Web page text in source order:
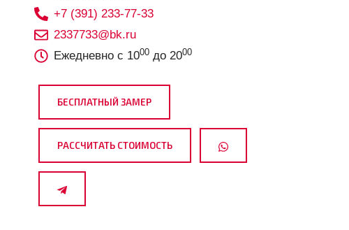
+7 (391) 233-77-33
2337733@bk.ru
Ежедневно с 1000до 2000
БЕСПЛАТНЫЙ ЗАМЕР
РАССЧИТАТЬ СТОИМОСТЬ